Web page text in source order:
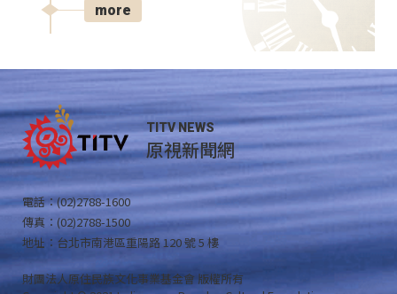
more
TITV NEWS
原視新聞網
電話：(02)2788-1600
傳真：(02)2788-1500
地址：台北市南港區重陽路 120 號 5 樓
財團法人原住民族文化事業基金會 版權所有